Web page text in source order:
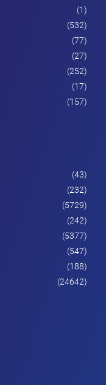
(1)
(532)
(77)
(27)
(252)
(17)
(157)
(43)
(232)
(5729)
(242)
(5377)
(547)
(188)
(24642)